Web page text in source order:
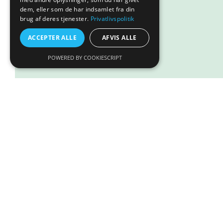
Læs mere
dem, eller som de har indsamlet fra din
brug af deres tjenester. Privatlivspolitik
ACCEPTER ALLE AFVIS ALLE
POWERED BY COOKIESCRIPT